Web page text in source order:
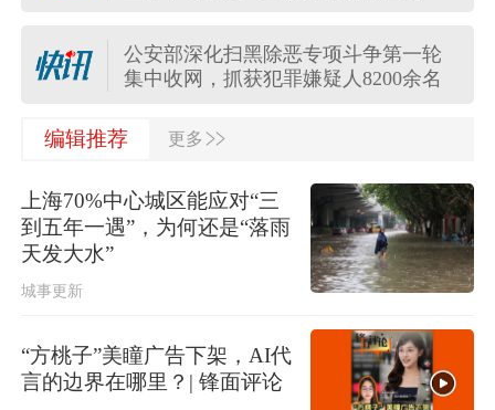
公安部深化扫黑除恶专项斗争第一轮
集中收网，抓获犯罪嫌疑人8200余名
注意！我市8月11日（周二）交通出行
台风“白海豚”过境后，如何室内科学消
毒？市疾控中心专家为市民支招……
外交部：百余名菲律宾公民因非法就
明日起上海地铁全网恢复常态化运
营！今晚2号线加开定点加班车
编辑推荐 更多 >>
上海70%中心城区能应对“三
到五年一遇”，为何还是“落雨
天发大水”
城事更新
“方桃子”美瞳广告下架，AI代
言的边界在哪里？| 锋面评论